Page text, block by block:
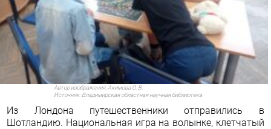
Автор изображения:Акимова О. В.
Источник: Владимирская областная научная библиотека
Из Лондона путешественники отправились в
Шотландию. Национальная игра на волынке, клетчатый